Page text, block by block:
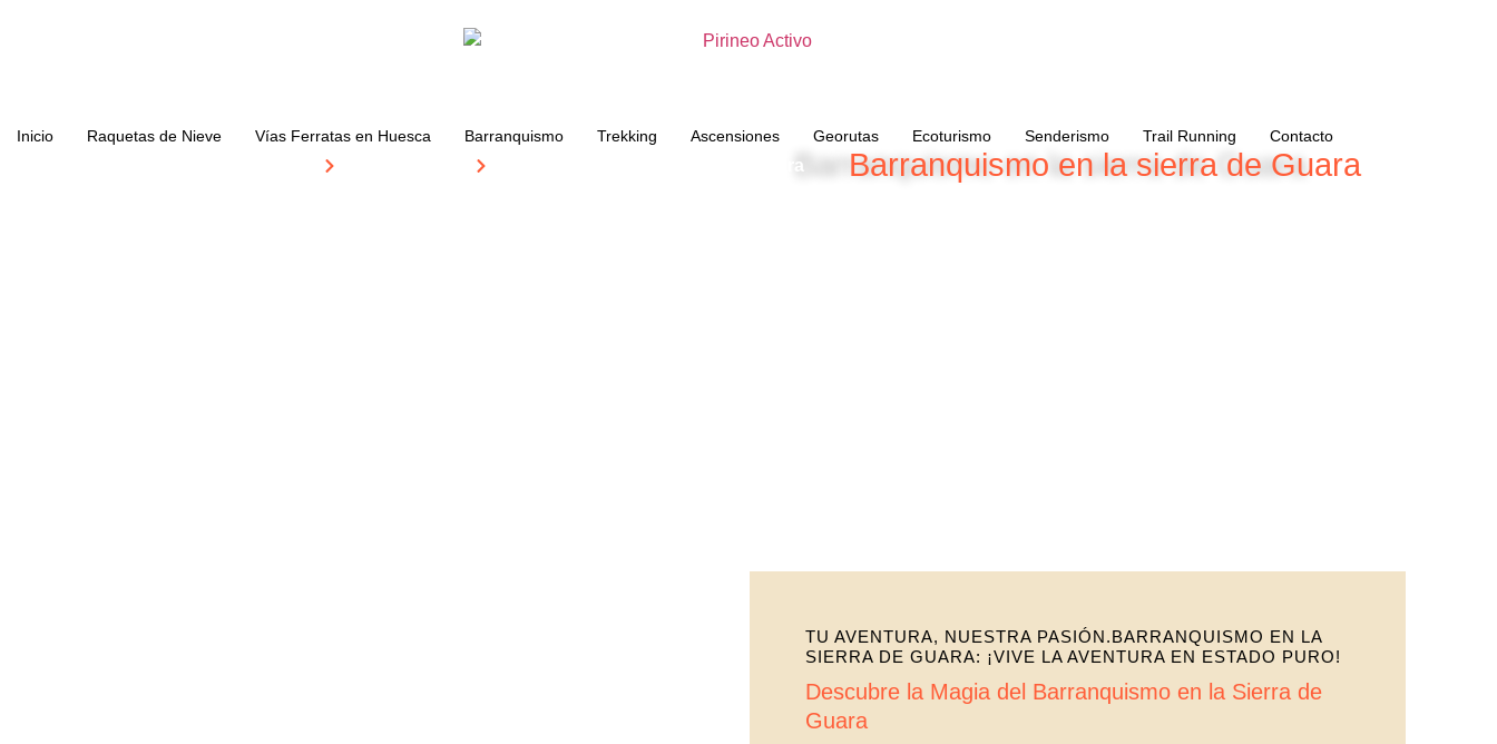
Inicio Raquetas de Nieve Vías Ferratas en Huesca Barranquismo Trekking Ascensiones Georutas Ecoturismo Senderismo Trail Running Contacto
Barranquismo en la sierra de Guara
Barranquismo en la sierra de Guara
TU AVENTURA, NUESTRA PASIÓN.BARRANQUISMO EN LA
SIERRA DE GUARA: ¡VIVE LA AVENTURA EN ESTADO PURO!
Descubre la Magia del Barranquismo en la Sierra de
Guara